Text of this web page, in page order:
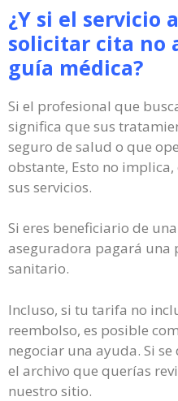
¿Y si el servicio
solicitar cita no
guía médica?
Si el profesional que
significa que sus
seguro de salud o que
obstante, Esto no
sus servicios.
Si eres beneficiario de
aseguradora pagará una
sanitario.
Incluso, si tu tarifa no
reembolso, es posible
negociar una ayuda. Si se
el archivo que querías
nuestro sitio.